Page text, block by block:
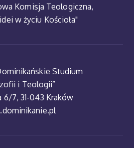
Komisja Teologiczna,
w życiu Kościoła"
Studium
i Teologii”
6/7, 31-043 Kraków